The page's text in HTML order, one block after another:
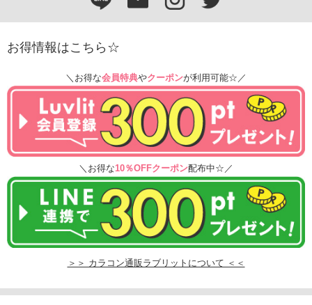
お得情報はこちら☆
＼お得な会員特典やクーポンが利用可能☆／
＼お得な10％OFFクーポン配布中☆／
＞＞ カラコン通販ラブリットについて ＜＜